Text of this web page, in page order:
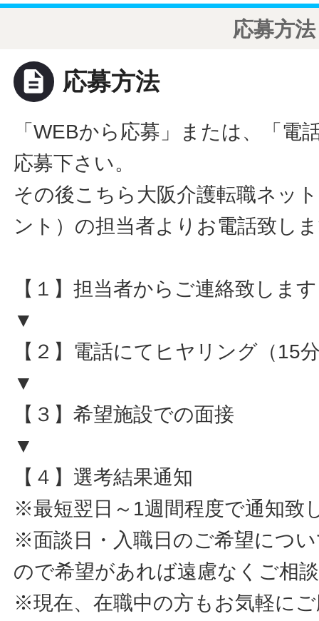
応募方法
description 応募方法
「WEBから応募」または、「電
応募下さい。
その後こちら大阪介護転職ネッ
ント）の担当者よりお電話致し
【１】担当者からご連絡致します
▼
【２】電話にてヒヤリング（15
▼
【３】希望施設での面接
▼
【４】選考結果通知
※最短翌日～1週間程度で通知致
※面談日・入職日のご希望につ
ので希望があれば遠慮なくご相
※現在、在職中の方もお気軽に